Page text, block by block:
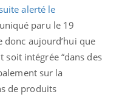
alerté le
paru le 19
donc aujourd’hui que
soit intégrée “dans des
sur la
de produits